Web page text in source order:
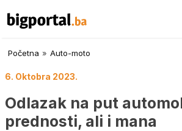
Početna » Auto-moto
6. Oktobra 2023.
Odlazak na put
prednosti, ali i mana